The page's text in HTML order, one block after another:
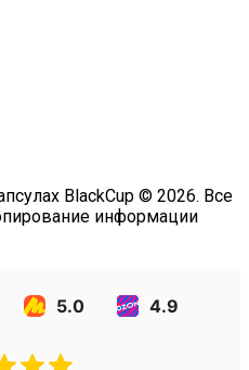
BlackCup © 2026. Все
информации
5.0 4.9